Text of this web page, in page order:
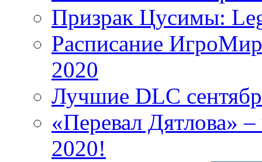
Призрак Цусимы:
Расписание
2020
Лучшие DLC
«Перевал Дятлова»
2020!